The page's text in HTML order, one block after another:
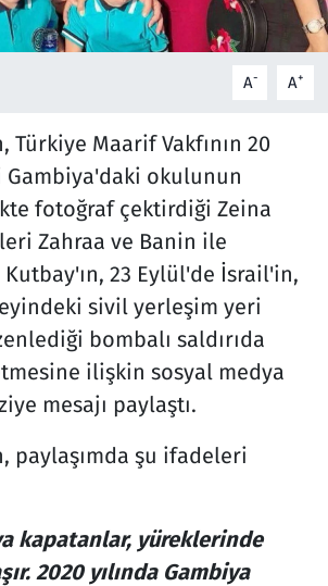
A- A+
Türkiye Maarif Vakfının 20
Gambiya'daki okulunun
fotoğraf çektirdiği Zeina
Zahraa ve Banin ile
23 Eylül'de İsrail'in,
sivil yerleşim yeri
bombalı saldırıda
ilişkin sosyal medya
mesajı paylaştı.
paylaşımda şu ifadeleri
kapatanlar, yüreklerinde
2020 yılında Gambiya
Bilim